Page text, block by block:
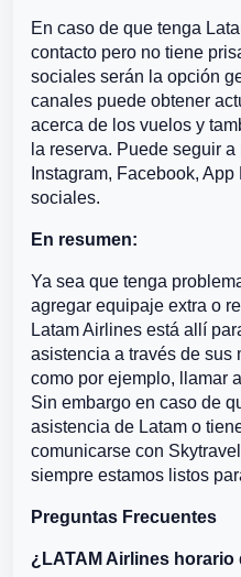
En caso de que tenga
contacto pero no tiene
sociales serán la opción
canales puede obtener
acerca de los vuelos y
la reserva. Puede seguir
Instagram, Facebook,
sociales.
En resumen:
Ya sea que tenga
agregar equipaje extra o
Latam Airlines está allí
asistencia a través de sus
como por ejemplo, llamar
Sin embargo en caso de
asistencia de Latam o
comunicarse con
siempre estamos listos
Preguntas Frecuentes
¿LATAM Airlines horario